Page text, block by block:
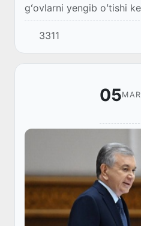
gʻovlarni yengib oʻtishi
barcha banklar 100
kreditlarni inson omilisiz
3311
05